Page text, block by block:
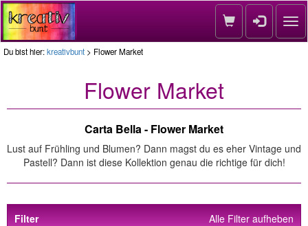
Du bist hier:kreativbunt > Flower Market
Flower Market
Carta Bella - Flower Market
Lust auf Frühling und Blumen? Dann magst du es eher Vintage und
Pastell? Dann ist diese Kollektion genau die richtige für dich!
Alle Filter aufheben
Filter